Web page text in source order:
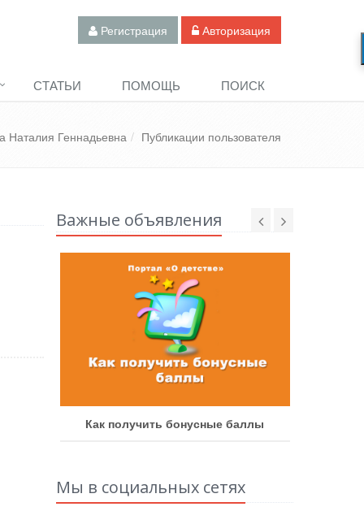
Регистрация Авторизация
СТАТЬИ ПОМОЩЬ ПОИСК
Наталия Геннадьевна Публикации пользователя
Важные объявления
Как получить бонусные баллы
Мы в социальных сетях